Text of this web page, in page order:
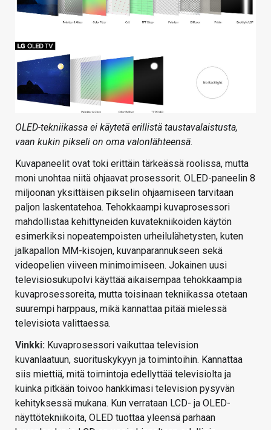
OLED-tekniikassa ei käytetä erillistä taustavalaistusta,
vaan kukin pikseli on oma valonlähteensä.
Kuvapaneelit ovat toki erittäin tärkeässä roolissa, mutta
moni unohtaa niitä ohjaavat prosessorit. OLED-paneelin 8
miljoonan yksittäisen pikselin ohjaamiseen tarvitaan
paljon laskentatehoa. Tehokkaampi kuvaprosessori
mahdollistaa kehittyneiden kuvatekniikoiden käytön
esimerkiksi nopeatempoisten urheilulähetysten, kuten
jalkapallon MM-kisojen, kuvanparannukseen sekä
videopelien viiveen minimoimiseen. Jokainen uusi
televisiosukupolvi käyttää aikaisempaa tehokkaampia
kuvaprosessoreita, mutta toisinaan tekniikassa otetaan
suurempi harppaus, mikä kannattaa pitää mielessä
televisiota valittaessa.
Vinkki: Kuvaprosessori vaikuttaa television
kuvanlaatuun, suorituskykyyn ja toimintoihin. Kannattaa
siis miettiä, mitä toimintoja edellyttää televisiolta ja
kuinka pitkään toivoo hankkimasi television pysyvän
kehityksessä mukana. Kun verrataan LCD- ja OLED-
näyttötekniikoita, OLED tuottaa yleensä parhaan